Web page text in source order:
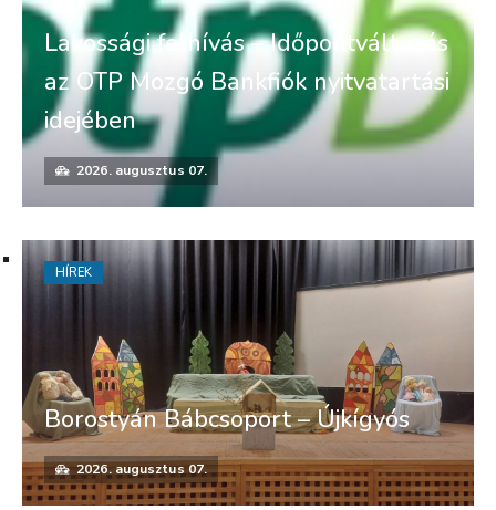
Lakossági felhívás – Időpontváltozás
az OTP Mozgó Bankfiók nyitvatartási
idejében
2026. augusztus 07.
Borostyán Bábcsoport – Újkígyós
2026. augusztus 07.
HÍREK